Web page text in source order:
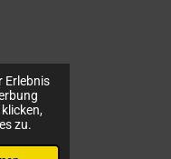
Erlebnis
zu.